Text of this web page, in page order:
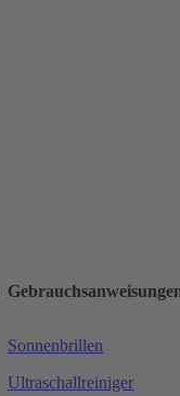
Sonnenbrillen
Ultraschallreiniger